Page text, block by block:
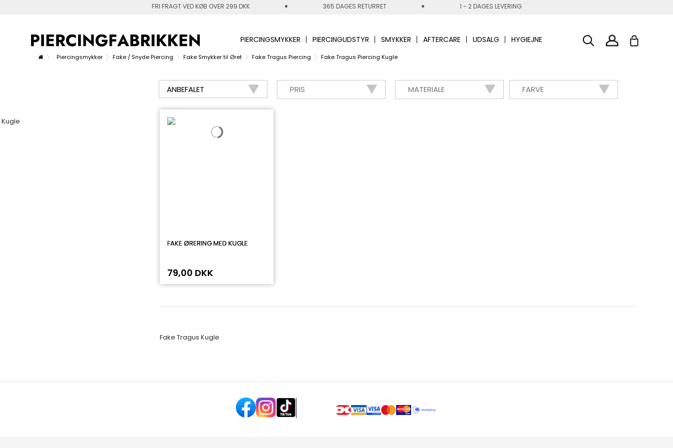
FRI FRAGT VED KØB OVER 299 DKK 365 DAGES RETURRET 1 - 2 DAGES LEVERING
PIERCINGSMYKKER PIERCINGUDSTYR SMYKKER AFTERCARE UDSALG HYGIEJNE
Piercingsmykker Fake / Snyde Piercing Fake Smykker til Øret Fake Tragus Piercing Fake Tragus Piercing Kugle
PRIS MATERIALE FARVE
FAKE ØRERING MED KUGLE
79,00 DKK
Fake Tragus Kugle